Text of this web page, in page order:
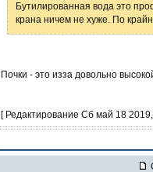
Бутилированная вода это
крана ничем не хуже. По
Почки - это изза довольно
[ Редактирование Сб май 18